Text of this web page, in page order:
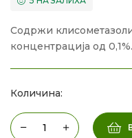
Содржи
концентрација од 0,1%.
Количина: